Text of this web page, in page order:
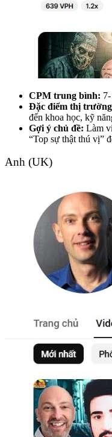
CPM trung bình:
Đặc điểm thị
đến khoa học, kỹ
Gợi ý chủ đề: Làm
“Top sự thật thú vị”
Anh (UK)